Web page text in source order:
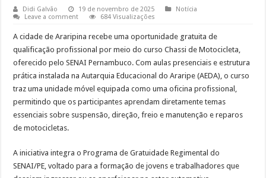
Didi Galvão 19 de novembro de 2025
Notícia
Leave a comment
684 Visualizações
A cidade de Araripina recebe uma oportunidade gratuita de
qualificação profissional por meio do curso Chassi de Motocicleta,
oferecido pelo SENAI Pernambuco. Com aulas presenciais e estrutura
prática instalada na Autarquia Educacional do Araripe (AEDA), o curso
traz uma unidade móvel equipada como uma oficina profissional,
permitindo que os participantes aprendam diretamente temas
essenciais sobre suspensão, direção, freio e manutenção e reparos
de motocicletas.
A iniciativa integra o Programa de Gratuidade Regimental do
SENAI/PE, voltado para a formação de jovens e trabalhadores que